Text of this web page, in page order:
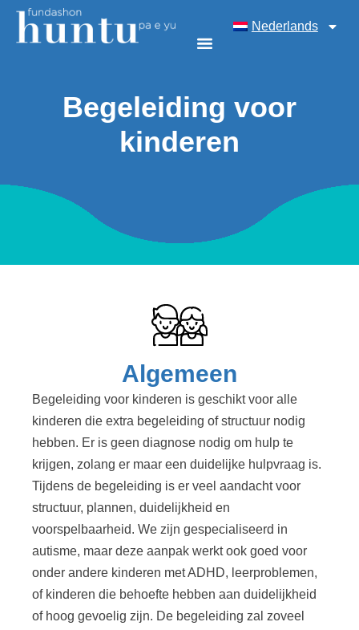
Nederlands
Begeleiding voor
kinderen
Algemeen
Begeleiding voor kinderen is geschikt voor alle
kinderen die extra begeleiding of structuur nodig
hebben. Er is geen diagnose nodig om hulp te
krijgen, zolang er maar een duidelijke hulpvraag is.
Tijdens de begeleiding is er veel aandacht voor
structuur, plannen, duidelijkheid en
voorspelbaarheid. We zijn gespecialiseerd in
autisme, maar deze aanpak werkt ook goed voor
onder andere kinderen met ADHD, leerproblemen,
of kinderen die behoefte hebben aan duidelijkheid
of hoog gevoelig zijn. De begeleiding zal zoveel